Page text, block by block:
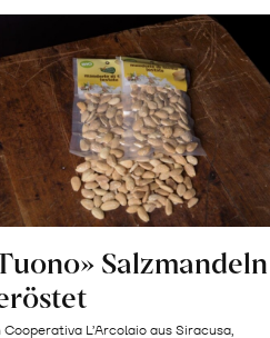
Salzmandeln
Cooperativa L’Arcolaio aus Siracusa,